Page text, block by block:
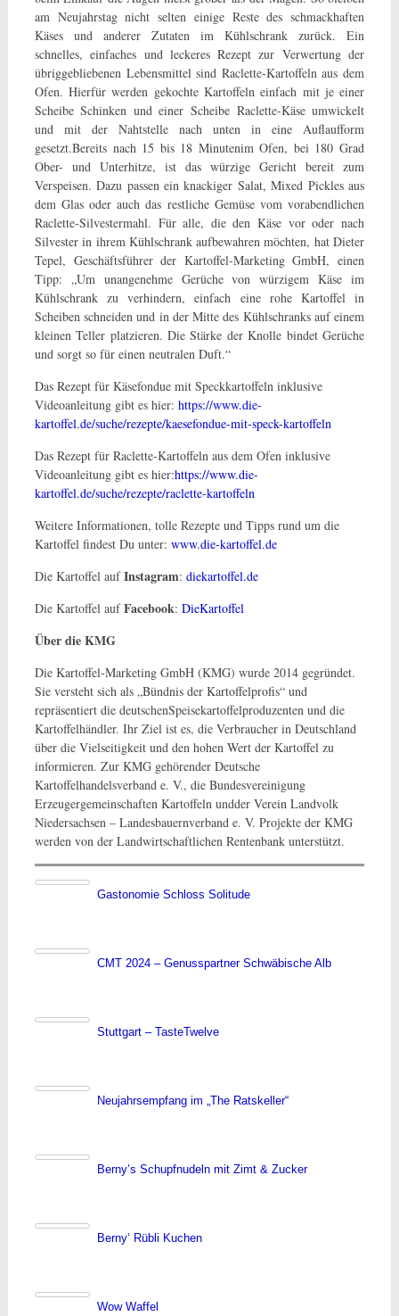
am Neujahrstag nicht selten einige Reste des schmackhaften
Käses und anderer Zutaten im Kühlschrank zurück. Ein
schnelles, einfaches und leckeres Rezept zur Verwertung der
übriggebliebenen Lebensmittel sind Raclette-Kartoffeln aus dem
Ofen. Hierfür werden gekochte Kartoffeln einfach mit je einer
Scheibe Schinken und einer Scheibe Raclette-Käse umwickelt
und mit der Nahtstelle nach unten in eine Auflaufform
gesetzt.Bereits nach 15 bis 18 Minutenim Ofen, bei 180 Grad
Ober- und Unterhitze, ist das würzige Gericht bereit zum
Verspeisen. Dazu passen ein knackiger Salat, Mixed Pickles aus
dem Glas oder auch das restliche Gemüse vom vorabendlichen
Raclette-Silvestermahl. Für alle, die den Käse vor oder nach
Silvester in ihrem Kühlschrank aufbewahren möchten, hat Dieter
Tepel, Geschäftsführer der Kartoffel-Marketing GmbH, einen
Tipp: „Um unangenehme Gerüche von würzigem Käse im
Kühlschrank zu verhindern, einfach eine rohe Kartoffel in
Scheiben schneiden und in der Mitte des Kühlschranks auf einem
kleinen Teller platzieren. Die Stärke der Knolle bindet Gerüche
und sorgt so für einen neutralen Duft.“
Das Rezept für Käsefondue mit Speckkartoffeln inklusive
Videoanleitung gibt es hier: https://www.die-
kartoffel.de/suche/rezepte/kaesefondue-mit-speck-kartoffeln
Das Rezept für Raclette-Kartoffeln aus dem Ofen inklusive
Videoanleitung gibt es hier:https://www.die-
kartoffel.de/suche/rezepte/raclette-kartoffeln
Weitere Informationen, tolle Rezepte und Tipps rund um die
Kartoffel findest Du unter: www.die-kartoffel.de
Die Kartoffel aufInstagram: diekartoffel.de
Die Kartoffel aufFacebook: DieKartoffel
Über die KMG
Die Kartoffel-Marketing GmbH (KMG) wurde 2014 gegründet.
Sie versteht sich als „Bündnis der Kartoffelprofis“ und
repräsentiert die deutschenSpeisekartoffelproduzenten und die
Kartoffelhändler. Ihr Ziel ist es, die Verbraucher in Deutschland
über die Vielseitigkeit und den hohen Wert der Kartoffel zu
informieren. Zur KMG gehörender Deutsche
Kartoffelhandelsverband e. V., die Bundesvereinigung
Erzeugergemein­schaften Kartoffeln undder Verein Landvolk
Niedersachsen – Landesbauernverband e. V. Projekte der KMG
werden von der Landwirtschaftlichen Rentenbank unterstützt.
Gastonomie Schloss Solitude
CMT 2024 – Genusspartner Schwäbische Alb
Stuttgart – TasteTwelve
Neujahrsempfang im „The Ratskeller“
Berny’s Schupfnudeln mit Zimt & Zucker
Berny‘ Rübli Kuchen
Wow Waffel